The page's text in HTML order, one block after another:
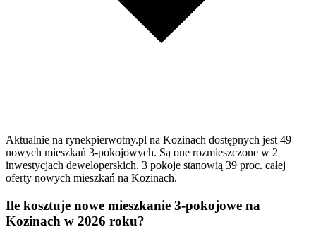
Aktualnie na rynekpierwotny.pl na Kozinach dostępnych jest 49
nowych mieszkań 3-pokojowych. Są one rozmieszczone w 2
inwestycjach deweloperskich. 3 pokoje stanowią 39 proc. całej
oferty nowych mieszkań na Kozinach.
Ile kosztuje nowe mieszkanie 3-pokojowe na
Kozinach w 2026 roku?